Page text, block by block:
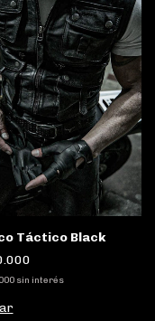
Táctico Black
sin interés